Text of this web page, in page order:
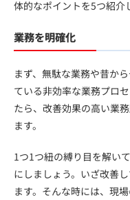
体的なポイントを5つ紹介
業務を明確化
まず、無駄な業務や昔か
ている非効率な業務プロ
たら、改善効果の高い業
ます。
1つ1つ紐の縛り目を解い
にしましょう。いざ改善
ます。そんな時には、現